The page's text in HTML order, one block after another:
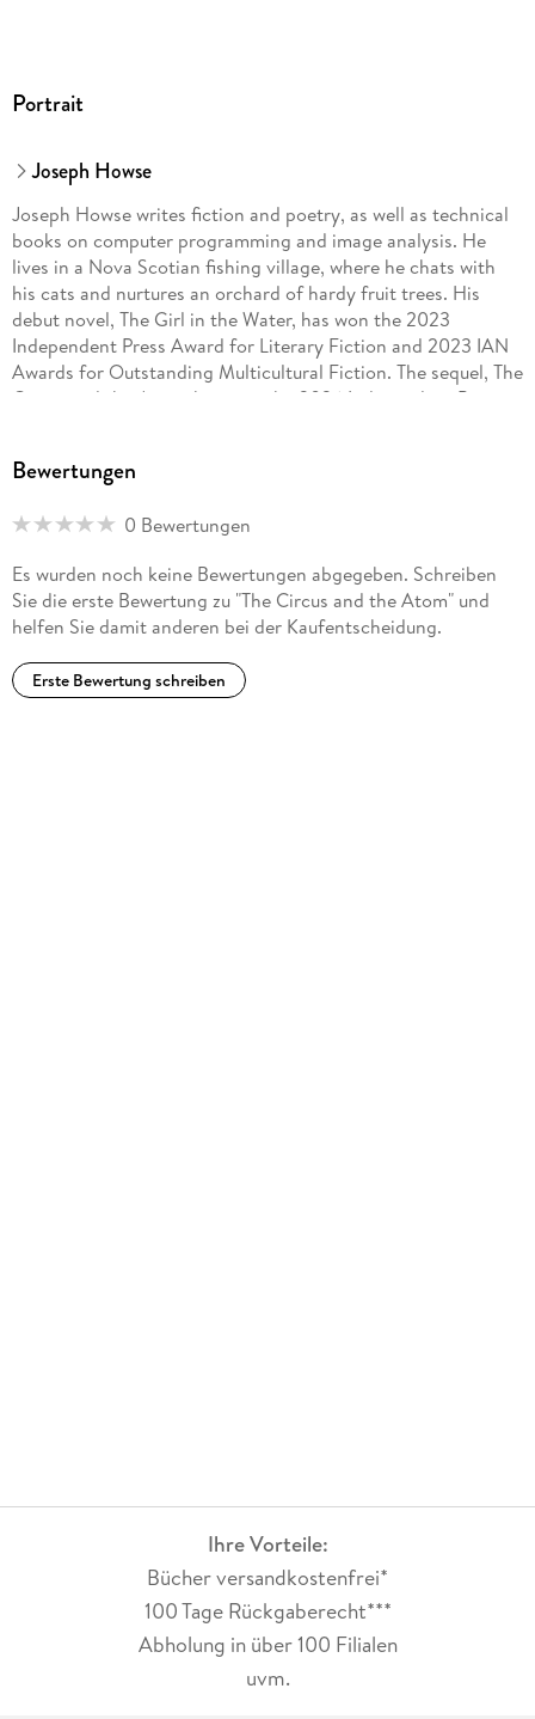
Portrait
Joseph Howse
Joseph Howse writes fiction and poetry, as well as technical
books on computer programming and image analysis. He
lives in a Nova Scotian fishing village, where he chats with
his cats and nurtures an orchard of hardy fruit trees. His
debut novel, The Girl in the Water, has won the 2023
Independent Press Award for Literary Fiction and 2023 IAN
Awards for Outstanding Multicultural Fiction. The sequel, The
Circus and the Atom, has won the 2026 Independent Press
Bewertungen
0 Bewertungen
Es wurden noch keine Bewertungen abgegeben. Schreiben
Sie die erste Bewertung zu "The Circus and the Atom" und
helfen Sie damit anderen bei der Kaufentscheidung.
Erste Bewertung schreiben
Ihre Vorteile:
Bücher versandkostenfrei*
100 Tage Rückgaberecht***
Abholung in über 100 Filialen
uvm.